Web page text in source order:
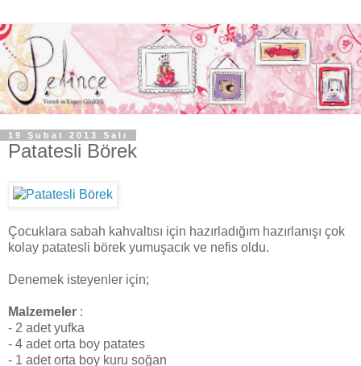
19 Şubat 2013 Salı
Patatesli Börek
Çocuklara sabah kahvaltısı için hazırladığım hazırlanışı çok
kolay patatesli börek yumuşacık ve nefis oldu.
Denemek isteyenler için;
Malzemeler :
- 2 adet yufka
- 4 adet orta boy patates
- 1 adet orta boy kuru soğan